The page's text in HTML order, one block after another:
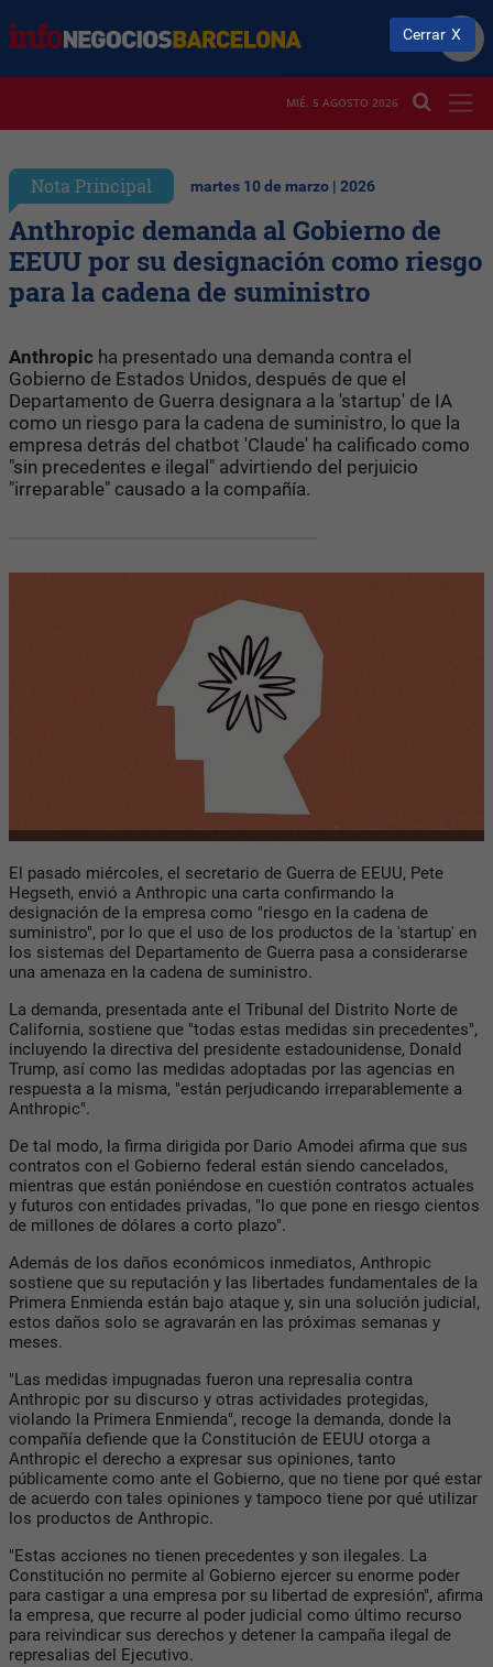
MIÉ. 5 AGOSTO 2026
Nota Principal martes 10 de marzo | 2026
Anthropic demanda al Gobierno de
EEUU por su designación como riesgo
para la cadena de suministro
Anthropic ha presentado una demanda contra el
Gobierno de Estados Unidos, después de que el
Departamento de Guerra designara a la 'startup' de IA
como un riesgo para la cadena de suministro, lo que la
empresa detrás del chatbot 'Claude' ha calificado como
"sin precedentes e ilegal" advirtiendo del perjuicio
"irreparable" causado a la compañía.
El pasado miércoles, el secretario de Guerra de EEUU, Pete
Hegseth, envió a Anthropic una carta confirmando la
designación de la empresa como "riesgo en la cadena de
suministro", por lo que el uso de los productos de la 'startup' en
los sistemas del Departamento de Guerra pasa a considerarse
una amenaza en la cadena de suministro.
La demanda, presentada ante el Tribunal del Distrito Norte de
California, sostiene que "todas estas medidas sin precedentes",
incluyendo la directiva del presidente estadounidense, Donald
Trump, así como las medidas adoptadas por las agencias en
respuesta a la misma, "están perjudicando irreparablemente a
Anthropic".
De tal modo, la firma dirigida por Dario Amodei afirma que sus
contratos con el Gobierno federal están siendo cancelados,
mientras que están poniéndose en cuestión contratos actuales
y futuros con entidades privadas, "lo que pone en riesgo cientos
de millones de dólares a corto plazo".
Además de los daños económicos inmediatos, Anthropic
sostiene que su reputación y las libertades fundamentales de la
Primera Enmienda están bajo ataque y, sin una solución judicial,
estos daños solo se agravarán en las próximas semanas y
meses.
"Las medidas impugnadas fueron una represalia contra
Anthropic por su discurso y otras actividades protegidas,
violando la Primera Enmienda", recoge la demanda, donde la
compañía defiende que la Constitución de EEUU otorga a
Anthropic el derecho a expresar sus opiniones, tanto
públicamente como ante el Gobierno, que no tiene por qué estar
de acuerdo con tales opiniones y tampoco tiene por qué utilizar
los productos de Anthropic.
"Estas acciones no tienen precedentes y son ilegales. La
Constitución no permite al Gobierno ejercer su enorme poder
para castigar a una empresa por su libertad de expresión", afirma
la empresa, que recurre al poder judicial como último recurso
para reivindicar sus derechos y detener la campaña ilegal de
represalias del Ejecutivo.
Cerrar